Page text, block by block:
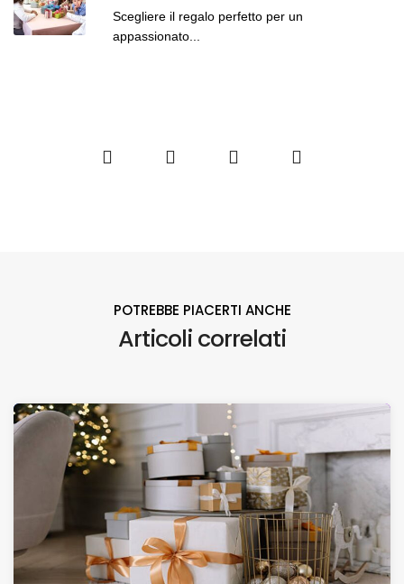
Scegliere il regalo perfetto per un
appassionato...
POTREBBE PIACERTI ANCHE
Articoli correlati